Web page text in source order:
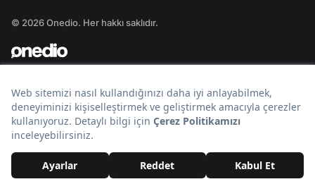
© 2026 Onedio. Her hakkı saklıdır.
Bir markasıdır.